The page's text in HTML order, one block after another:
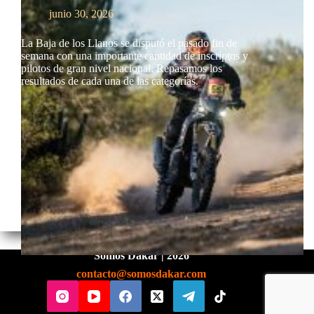
junio 30, 2026
La Baja de los Llanos se disputó el pasado fin de
semana con una importante cantidad de inscriptos y
pilotos de gran nivel nacional. Repasamos los
resultados de cada una de las categorías.
Somos Dakar | 2026
contacto@somosdakar.com